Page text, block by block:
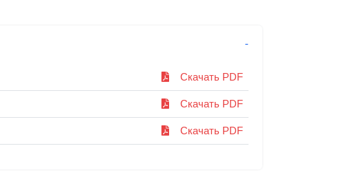
Скачать PDF
Скачать PDF
Скачать PDF